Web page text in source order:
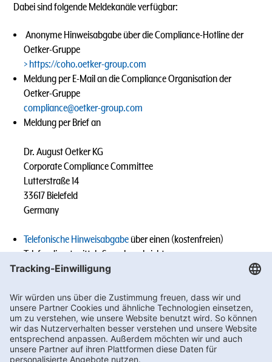
Dabei sind folgende Meldekanäle verfügbar:
Anonyme Hinweisabgabe über die Compliance-Hotline der
Oetker-Gruppe
https://coho.oetker-group.com
Meldung per E-Mail an die Compliance Organisation der
Oetker-Gruppe
compliance@oetker-group.com
Meldung per Brief an
Dr. August Oetker KG
Corporate Compliance Committee
Lutterstraße 14
33617 Bielefeld
Germany
Telefonische Hinweisabgabe über einen (kostenfreien)
Telefondienst mittels Sprachnachricht
Meldungen von Mitarbeitenden der Oetker-Gruppe an die
Compliance Officer oder sonst benannten Ansprechpersonen
des jeweiligen Tochterunternehmens (z.B. im Rahmen eines
persönlichen Gesprächs).